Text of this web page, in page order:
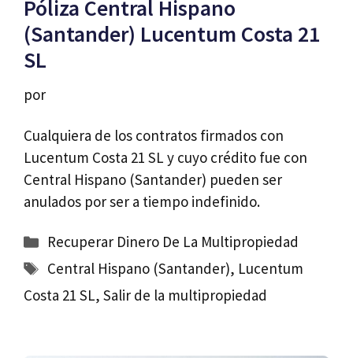
Póliza Central Hispano
(Santander) Lucentum Costa 21
SL
por
Cualquiera de los contratos firmados con
Lucentum Costa 21 SL y cuyo crédito fue con
Central Hispano (Santander) pueden ser
anulados por ser a tiempo indefinido.
Categorías
Recuperar Dinero De La Multipropiedad
Etiquetas
Central Hispano (Santander), Lucentum
Costa 21 SL, Salir de la multipropiedad